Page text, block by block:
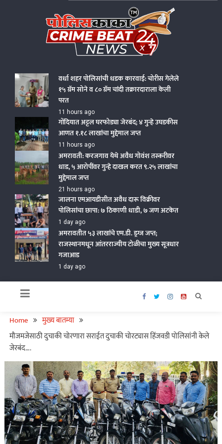
वर्धा शहर पोलिसांची धडक कारवाई: चोरीस गेलेले
१५ ग्रॅम सोने व ८० ग्रॅम चांदी तक्रारदाराला केली
परत
11 hours ago
गोंदियात अट्टल घरफोड्या जेरबंद; ४ गुन्हे उघडकीस
आणत १.१८ लाखांचा मुद्देमाल जप्त
11 hours ago
अमरावती: करजगाव येथे अवैध गोवंश तस्करीवर
धाड, ५ आरोपींवर गुन्हे दाखल करत ९.२५ लाखांचा
मुद्देमाल जप्त
21 hours ago
जालना एमआयडीसीत अवैध दारू विक्रीवर
पोलिसांचा छापा: ७ ठिकाणी धाडी, ७ जण अटकेत
1 day ago
अमरावतीत ५३ लाखांचे एम.डी. ड्रग्ज जप्त;
राजस्थानमधून आंतरराज्यीय टोळीचा मुख्य सूत्रधार
गजाआड
1 day ago
Home
मुख्य बातम्या
मौजमजेसाठी दुचाकी चोरणारा सराईत दुचाकी चोरट्यास हिंजवडी पोलिसांनी केले
जेरबंद….